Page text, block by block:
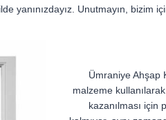
yanınızdayız. Unutmayın, bizim
Ümraniye Ahşap
malzeme
kazanılması için